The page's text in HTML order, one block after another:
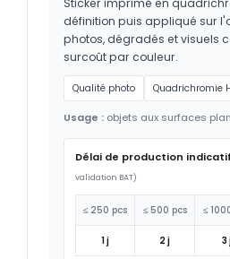
Sticker imprimé en
définition puis appliqué sur
photos, dégradés et visuels
surcoût par couleur.
Qualité photo Quadrichromie
Usage : objets aux surfaces
Délai de production indicatif
validation BAT)
≤ 250 pcs ≤ 500 pcs ≤
1 j 2 j 3